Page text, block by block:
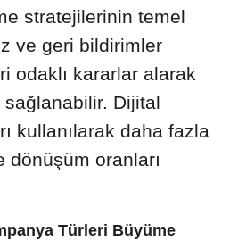
stratejilerinin temel
ve geri bildirimler
odaklı kararlar alarak
Dijital
kullanılarak daha fazla
oranları
Türleri Büyüme